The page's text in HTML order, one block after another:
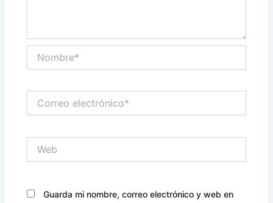
electrónico*
Guarda mi nombre, correo electrónico y web en